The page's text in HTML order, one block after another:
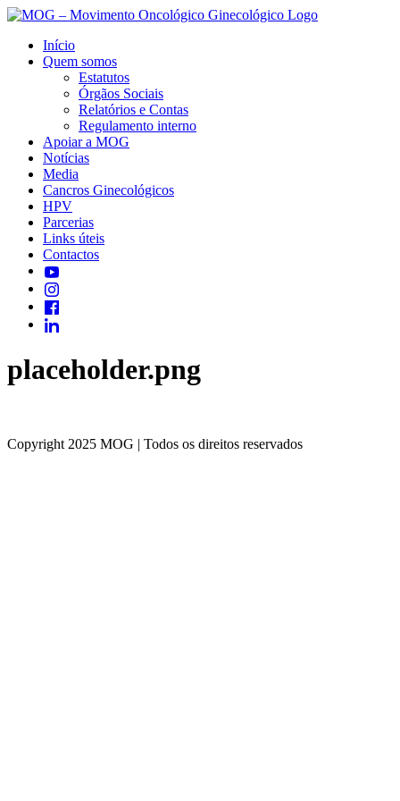
Início
Quem somos
Estatutos
Órgãos Sociais
Relatórios e Contas
Regulamento interno
Apoiar a MOG
Notícias
Media
Cancros Ginecológicos
HPV
Parcerias
Links úteis
Contactos
placeholder.png
Copyright 2025 MOG | Todos os direitos reservados